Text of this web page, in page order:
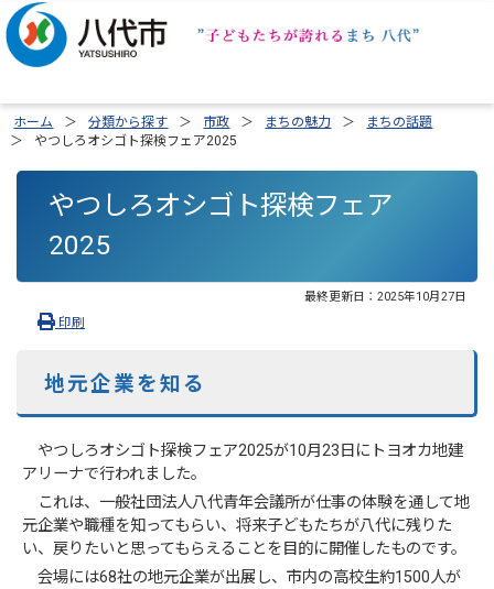
ホーム 分類から探す 市政 まちの魅力
まちの話題
やつしろオシゴト探検フェア2025
やつしろオシゴト探検フェア
2025
最終更新日： 2025年10月27日
印刷
地元企業を知る
やつしろオシゴト探検フェア2025が10月23日にトヨオカ地建
アリーナで行われました。
これは、一般社団法人八代青年会議所が仕事の体験を通して地
元企業や職種を知ってもらい、将来子どもたちが八代に残りた
い、戻りたいと思ってもらえることを目的に開催したものです。
会場には68社の地元企業が出展し、市内の高校生約1500人が